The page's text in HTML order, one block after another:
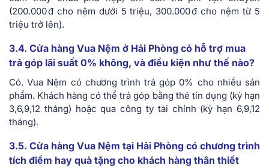
(200.000 đ cho nệm dưới 5 triệu, 300.000 đ cho nệm từ 5
triệu trở lên).
3.4. Cửa hàng Vua Nệm ở Hải Phòng có hỗ trợ mua
trả góp lãi suất 0% không, và điều kiện như thế nào?
Có. Vua Nệm có chương trình trả góp 0% cho nhiều sản
phẩm. Khách hàng có thể trả góp bằng thẻ tín dụng (kỳ hạn
3,6,9,12 tháng) hoặc qua công ty tài chính (kỳ hạn 6,9,12
tháng).
3.5. Cửa hàng Vua Nệm tại Hải Phòng có chương trình
tích điểm hay quà tặng cho khách hàng thân thiết